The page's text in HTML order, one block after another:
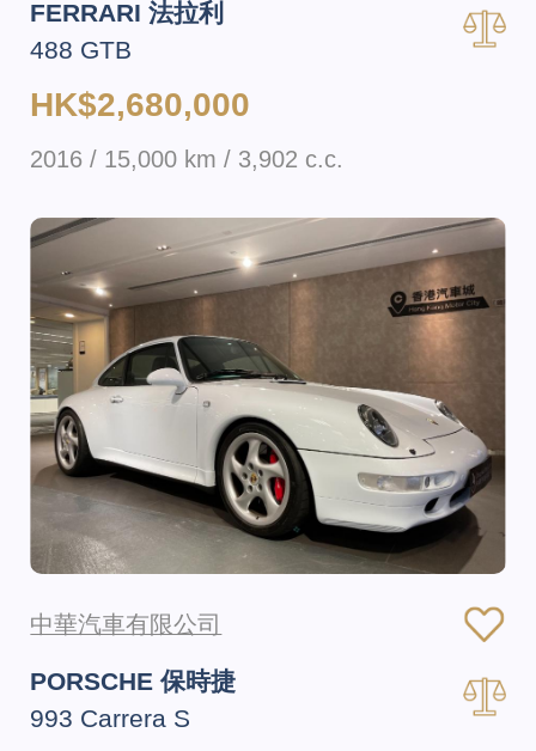
FERRARI 法拉利
488 GTB
HK$2,680,000
2016 / 15,000 km / 3,902 c.c.
中華汽車有限公司
PORSCHE 保時捷
993 Carrera S